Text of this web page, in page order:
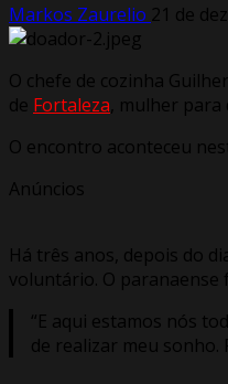
Markos Zaurelio 21 de
O chefe de cozinha
de Fortaleza , mulher
O encontro aconteceu
Anúncios
Há três anos, depois do
voluntário. O paranaense
“E aqui estamos nós
de realizar meu sonho.